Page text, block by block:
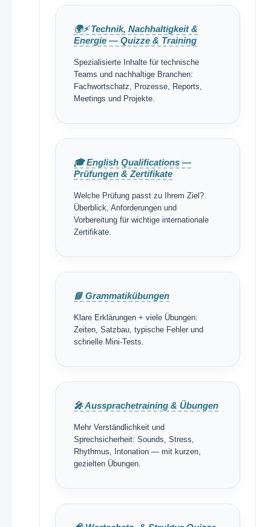
🌍⚡ Technik, Nachhaltigkeit &
Energie — Quizze & Training
Spezialisierte Inhalte für technische
Teams und nachhaltige Branchen:
Fachwortschatz, Prozesse, Reports,
Meetings und Projekte.
🎓 English Qualifications —
Prüfungen & Zertifikate
Welche Prüfung passt zu Ihrem Ziel?
Überblick, Anforderungen und
Vorbereitung für wichtige internationale
Zertifikate.
📘 Grammatikübungen
Klare Erklärungen + viele Übungen:
Zeiten, Satzbau, typische Fehler und
schnelle Mini-Tests.
🎤 Aussprachetraining & Übungen
Mehr Verständlichkeit und
Sprechsicherheit: Sounds, Stress,
Rhythmus, Intonation — mit kurzen,
gezielten Übungen.